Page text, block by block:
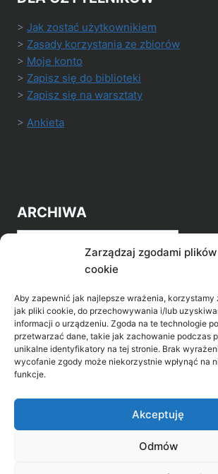
Zarządzaj zgodami plików
cookie
Aby zapewnić jak najlepsze wrażenia,
jak pliki cookie, do przechowywania i/lub
informacji o urządzeniu. Zgoda na te technologie
przetwarzać dane, takie jak zachowanie podczas
unikalne identyfikatory na tej stronie. Brak
wycofanie zgody może niekorzystnie wpłynąć na
funkcje.
Akceptuję
Odmów
> Jak zostać użytkownikiem
> Zasady korzystania ze zbiorów
> Moje konto
> Zapisz się do biblioteki
> Zapisz się na warsztaty
> Ankieta
ARCHIWA
Archiwa
POZNAJ LEPIEJ NASZ
>Gołdap Mazurski Zdrój